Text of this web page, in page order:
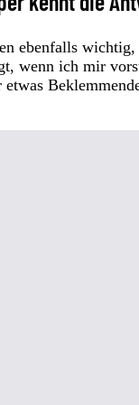
ebenfalls
wenn ich mir